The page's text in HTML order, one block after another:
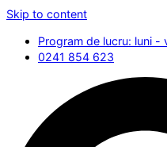
Skip to content
Program de lucru: luni -
0241 854 623